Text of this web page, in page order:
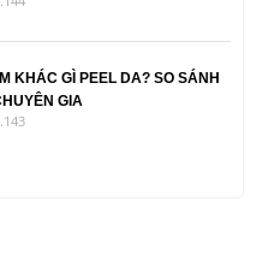
KHÁC GÌ PEEL DA? SO SÁNH
GIA